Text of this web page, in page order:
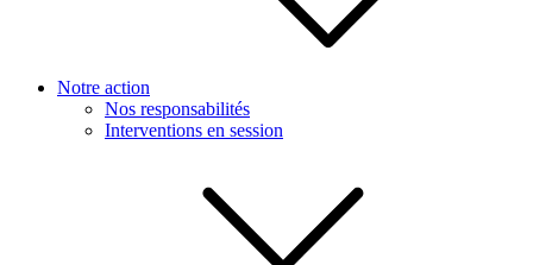
Notre action
Nos responsabilités
Interventions en session